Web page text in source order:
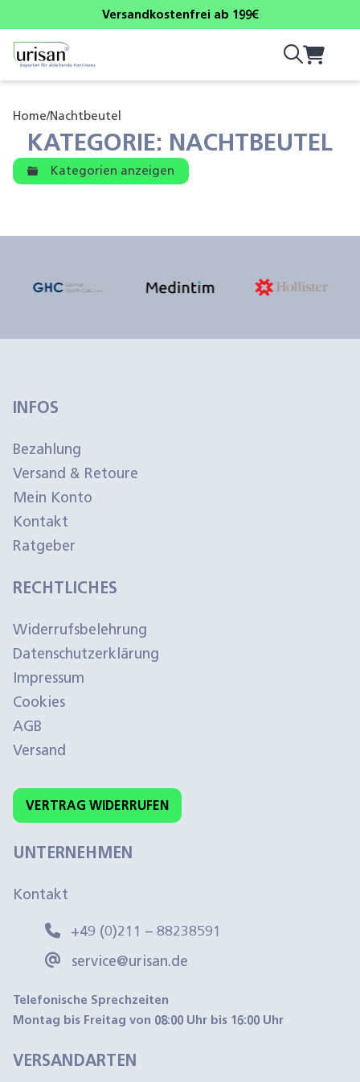
Versandkostenfrei ab 199€
Home/Nachtbeutel
KATEGORIE: NACHTBEUTEL
INFOS
Bezahlung
Versand & Retoure
Mein Konto
Kontakt
Ratgeber
RECHTLICHES
Widerrufsbelehrung
Datenschutzerklärung
Impressum
Cookies
AGB
Versand
VERTRAG WIDERRUFEN
UNTERNEHMEN
Kontakt
+49 (0)211 – 88238591
service@urisan.de
Telefonische Sprechzeiten
Montag bis Freitag von 08:00 Uhr bis 16:00 Uhr
VERSANDARTEN